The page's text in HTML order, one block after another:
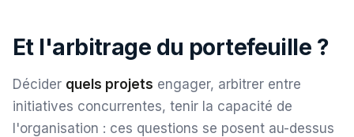
Et l'arbitrage du portefeuille ?
Décider quels projets engager, arbitrer entre
initiatives concurrentes, tenir la capacité de
l'organisation : ces questions se posent au-dessus